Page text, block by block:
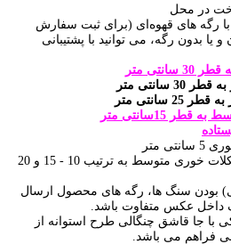
در محل
رگه های قهوه‌ای (برای ثبت سفارش
یا بدون رگه، می توانید با پشتیبانی
متر
ارتفاع پایه میخی های شکلات خوری متوسط به ترتیب 10 - 15 و 20
بودن سنگ ها، رگه های محصول ارسال
عکس متفاوت باشد.
با جا قاشق چنگالی طرح استوانه از
فراهم می باشد.